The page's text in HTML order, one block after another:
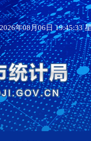
2026年08月06日 19:45:33